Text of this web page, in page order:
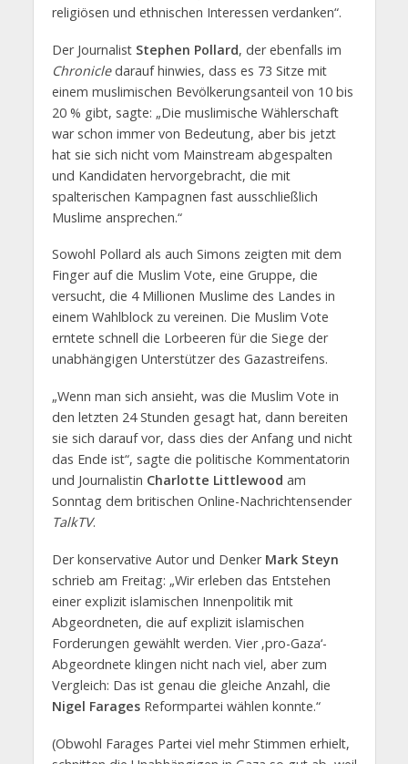
religiösen und ethnischen Interessen verdanken“.
Der Journalist Stephen Pollard, der ebenfalls im
Chronicledarauf hinwies, dass es 73 Sitze mit
einem muslimischen Bevölkerungsanteil von 10 bis
20 % gibt, sagte: „Die muslimische Wählerschaft
war schon immer von Bedeutung, aber bis jetzt
hat sie sich nicht vom Mainstream abgespalten
und Kandidaten hervorgebracht, die mit
spalterischen Kampagnen fast ausschließlich
Muslime ansprechen.“
Sowohl Pollard als auch Simons zeigten mit dem
Finger auf die Muslim Vote, eine Gruppe, die
versucht, die 4 Millionen Muslime des Landes in
einem Wahlblock zu vereinen. Die Muslim Vote
erntete schnell die Lorbeeren für die Siege der
unabhängigen Unterstützer des Gazastreifens.
„Wenn man sich ansieht, was die Muslim Vote in
den letzten 24 Stunden gesagt hat, dann bereiten
sie sich darauf vor, dass dies der Anfang und nicht
das Ende ist“, sagte die politische Kommentatorin
und Journalistin Charlotte Littlewood am
Sonntag dem britischen Online-Nachrichtensender
TalkTV.
Der konservative Autor und Denker Mark Steyn
schrieb am Freitag: „Wir erleben das Entstehen
einer explizit islamischen Innenpolitik mit
Abgeordneten, die auf explizit islamischen
Forderungen gewählt werden. Vier ‚pro-Gaza‘-
Abgeordnete klingen nicht nach viel, aber zum
Vergleich: Das ist genau die gleiche Anzahl, die
Nigel FaragesReformpartei wählen konnte.“
(Obwohl Farages Partei viel mehr Stimmen erhielt,